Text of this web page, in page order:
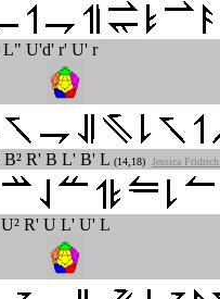
U'd' r' U' r
B² R' B L' B' L (14,18) Jessica
R' U L' U' L